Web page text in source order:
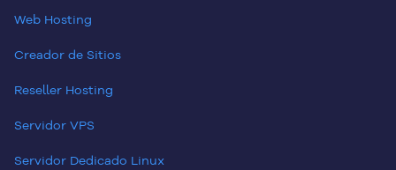
Web Hosting
Creador de Sitios
Reseller Hosting
Servidor VPS
Servidor Dedicado Linux